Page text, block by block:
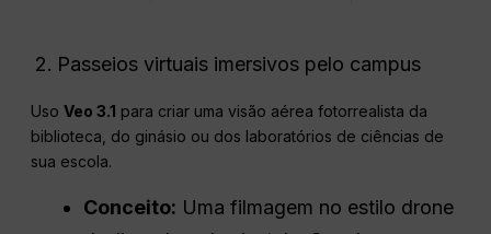
Passeios virtuais imersivos pelo campus
UsoVeo 3.1 para criar uma visão aérea fotorrealista da
biblioteca, do ginásio ou dos laboratórios de ciências de
sua escola.
Conceito: Uma filmagem no estilo drone